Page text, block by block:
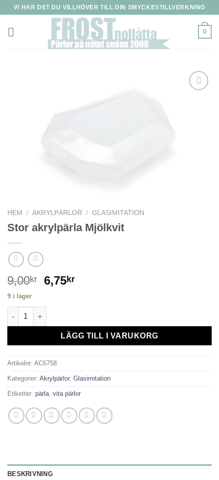
Skip
content
VI HAR DET DU VILLHÖVER TILL DIN SMYCKESTILLVERKNING
0
HEM / AKRYLPÄRLOR / GLASIMITATION
Stor akrylpärla Mjölkvit
9,00kr 6,75kr
9 i lager
Stor akrylpärla Mjölkvit mängd
LÄGG TILL I VARUKORG
Artikelnr: AC6758
Kategorier: Akrylpärlor, Glasimitation
Etiketter: pärla, vita pärlor
BESKRIVNING